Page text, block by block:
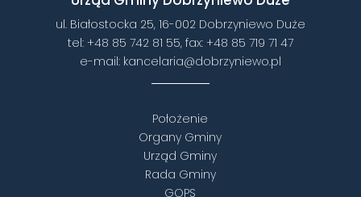
ul. Białostocka 25, 16-002 Dobrzyniewo Duże
tel: +48 85 742 81 55, fax: +48 85 719 71 47
e-mail: kancelaria@dobrzyniewo.pl
Położenie
Organy Gminy
Urząd Gminy
Rada Gminy
GOPS